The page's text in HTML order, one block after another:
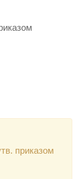
приказом